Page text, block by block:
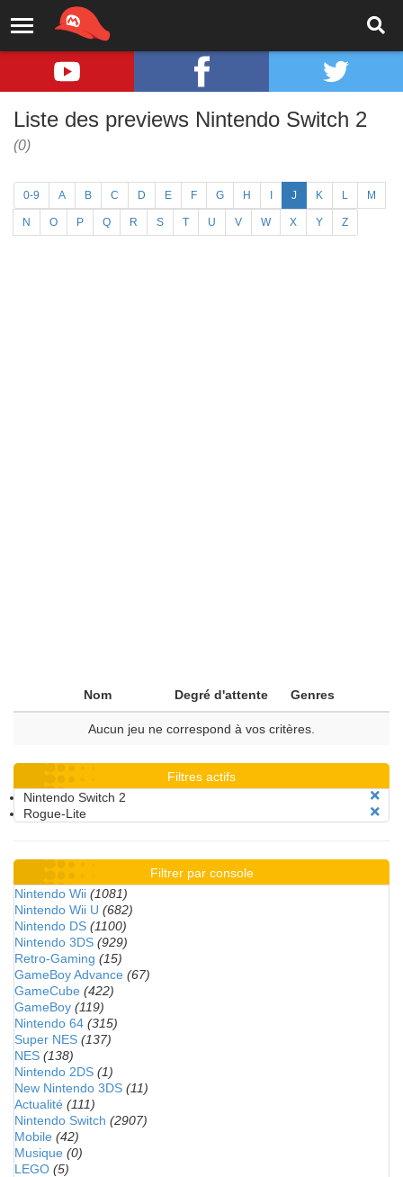
Liste des previews Nintendo Switch 2
(0)
0-9 A B C D E F G H J K L M
N O P Q R S T U V W X Y Z
Nom Degré d'attente Genres
Aucun jeu ne correspond à vos critères.
Filtres actifs
Nintendo Switch 2
Rogue-Lite
Filtrer par console
Nintendo Wii (1081)
Nintendo Wii U (682)
Nintendo DS (1100)
Nintendo 3DS (929)
Retro-Gaming (15)
GameBoy Advance (67)
GameCube (422)
GameBoy (119)
Nintendo 64 (315)
Super NES (137)
NES (138)
Nintendo 2DS (1)
New Nintendo 3DS (11)
Actualité (111)
Nintendo Switch (2907)
Mobile (42)
Musique (0)
LEGO (5)